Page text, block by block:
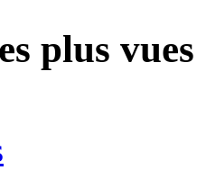
plus vues